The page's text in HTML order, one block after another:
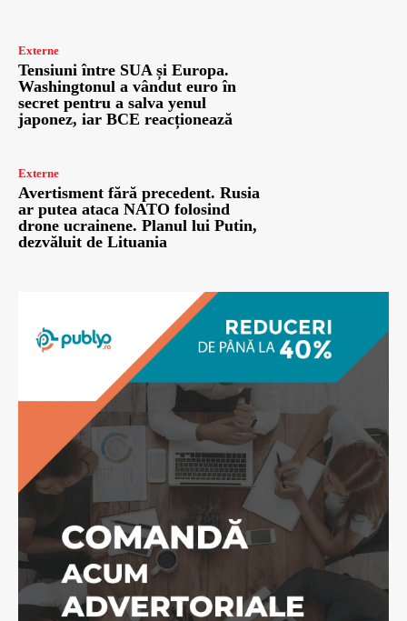
Externe
Tensiuni între SUA și Europa.
Washingtonul a vândut euro în
secret pentru a salva yenul
japonez, iar BCE reacționează
Externe
Avertisment fără precedent. Rusia
ar putea ataca NATO folosind
drone ucrainene. Planul lui Putin,
dezvăluit de Lituania